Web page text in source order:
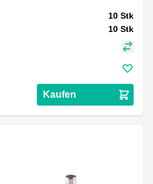
10 Stk
10 Stk
Kaufen